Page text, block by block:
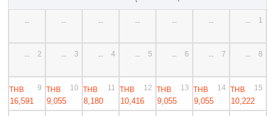
-- -- -- -- -- -- -- 1
-- 2 -- 3 -- 4 -- 5 -- 6 -- 7 -- 8
THB
16,591
9 THB
9,055
10 THB
8,180
11 THB
10,416
12 THB
9,055
13 THB
9,055
14 THB
10,222
15